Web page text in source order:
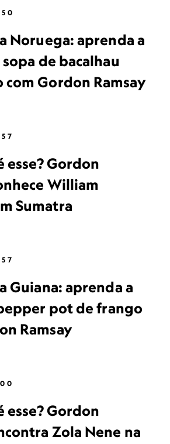
Noruega: aprenda a
de bacalhau
Gordon Ramsay
esse? Gordon
William
Sumatra
Guiana: aprenda a
pot de frango
Ramsay
esse? Gordon
Zola Nene na